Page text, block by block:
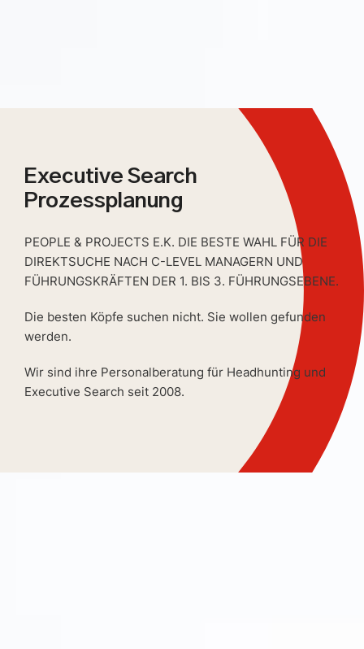
Executive Search
Prozessplanung
PEOPLE & PROJECTS E.K. DIE BESTE WAHL FÜR DIE
DIREKTSUCHE NACH C-LEVEL MANAGERN UND
FÜHRUNGSKRÄFTEN DER 1. BIS 3. FÜHRUNGSEBENE.
Die besten Köpfe suchen nicht. Sie wollen gefunden
werden.
Wir sind ihre Personalberatung für Headhunting und
Executive Search seit 2008.